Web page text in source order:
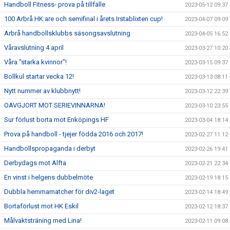
Handboll Fitness- prova på tillfälle 2023-05-12 09:37
100 Arbrå HK:are och semifinal i årets Irstablixten cup! 2023-04-07 09:09
Arbrå handbollsklubbs säsongsavslutning 2023-04-05 16:52
Våravslutning 4 april 2023-03-27 10:20
Våra "starka kvinnor"! 2023-03-15 09:37
Bollkul startar vecka 12! 2023-03-13 08:11
Nytt nummer av klubbnytt! 2023-03-12 22:39
OAVGJORT MOT SERIEVINNARNA! 2023-03-10 23:55
Sur förlust borta mot Enköpings HF 2023-03-04 18:14
Prova på handboll - tjejer födda 2016 och 2017! 2023-02-27 11:12
Handbollspropaganda i derbyt 2023-02-26 19:41
Derbydags mot Alfta 2023-02-21 22:34
En vinst i helgens dubbelmöte 2023-02-19 18:15
Dubbla hemmamatcher för div2-laget 2023-02-14 18:49
Bortaförlust mot HK Eskil 2023-02-12 18:37
Målvaktsträning med Lina! 2023-02-11 09:08